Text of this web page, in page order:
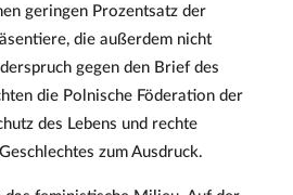
geringen Prozentsatz der
die außerdem nicht
gegen den Brief des
die Polnische Föderation der
des Lebens und rechte
zum Ausdruck.